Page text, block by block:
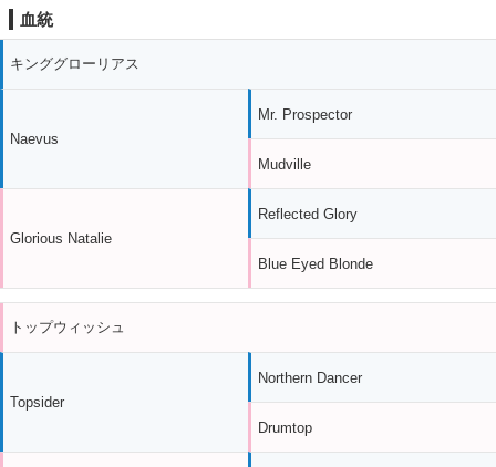
血統
キンググローリアス
Naevus
Glorious Natalie
Mr. Prospector
Mudville
Reflected Glory
Blue Eyed Blonde
トップウィッシュ
Topsider
Northern Dancer
Drumtop